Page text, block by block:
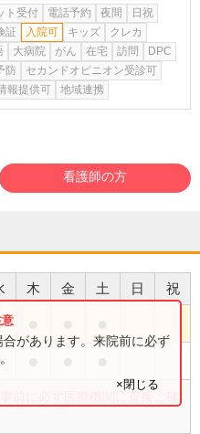
ト受付 電話予約 夜間
日祝
証 入院可 キッズ
クレカ
大病院 がん 在宅 訪問
DPC
防
セカンドオピニオン受診可
報提供可
地域連携
看護師の方
木 金 土 日 祝
前に必ず医療機関に直接ご確
があります。来院前に必ず
×閉じる